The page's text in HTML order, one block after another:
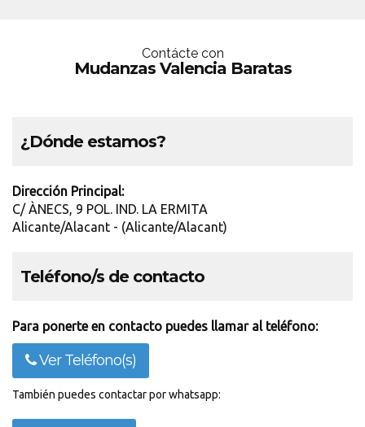
Contácte con
Mudanzas Valencia Baratas
¿Dónde estamos?
Dirección Principal:
C/ ÀNECS, 9 POL. IND. LA ERMITA
Alicante/Alacant - (Alicante/Alacant)
Teléfono/s de contacto
Para ponerte en contacto puedes llamar al teléfono:
Ver Teléfono(s)
También puedes contactar por whatsapp: